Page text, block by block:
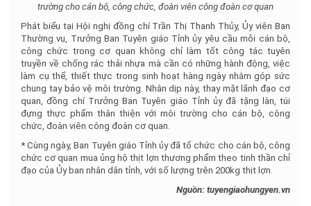
trường cho cán bộ, công chức, đoàn viên công đoàn cơ quan
Phát biểu tại Hội nghị đồng chí Trần Thị Thanh Thủy, Ủy viên Ban
Thường vụ, Trưởng Ban Tuyên giáo Tỉnh ủy yêu cầu mỗi cán bộ,
công chức trong cơ quan không chỉ làm tốt công tác tuyên
truyền về chống rác thải nhựa mà cần có những hành động, việc
làm cụ thể, thiết thực trong sinh hoạt hàng ngày nhằm góp sức
chung tay bảo vệ môi trường. Nhân dịp này, thay mặt lãnh đạo cơ
quan, đồng chí Trưởng Ban Tuyên giáo Tỉnh ủy đã tặng làn, túi
đựng thực phẩm thân thiện với môi trường cho cán bộ, công
chức, đoàn viên công đoàn cơ quan.
* Cùng ngày, Ban Tuyên giáo Tỉnh ủy đã tổ chức cho cán bộ, công
chức cơ quan mua ủng hộ thịt lợn thương phẩm theo tinh thần chỉ
đạo của Ủy ban nhân dân tỉnh, với số lượng trên 200kg thịt lợn.
Nguồn: tuyengiaohungyen.vn